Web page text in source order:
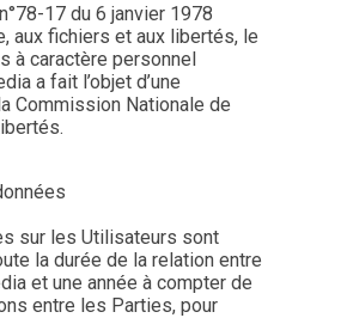
17 du 6 janvier 1978
aux fichiers et aux libertés, le
à caractère personnel
a fait l’objet d’une
Commission Nationale de
sur les Utilisateurs sont
la durée de la relation entre
et une année à compter de
entre les Parties, pour